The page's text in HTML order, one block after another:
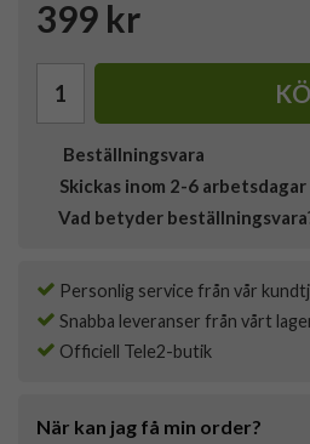
399 kr
Beställningsvara
Skickas inom 2-6 arbetsdagar
Vad betyder
Personlig service från vår
Snabba leveranser från vårt
Officiell Tele2-butik
När kan jag få min order?